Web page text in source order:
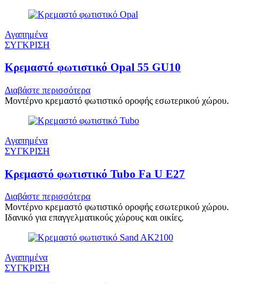
Αγαπημένα
ΣΥΓΚΡΙΣΗ
Κρεμαστό φωτιστικό Opal 55 GU10
Διαβάστε περισσότερα
Μοντέρνο κρεμαστό φωτιστικό οροφής εσωτερικού χώρου.
Αγαπημένα
ΣΥΓΚΡΙΣΗ
Κρεμαστό φωτιστικό Tubo Fa U E27
Διαβάστε περισσότερα
Μοντέρνο κρεμαστό φωτιστικό οροφής εσωτερικού χώρου.
Ιδανικό για επαγγελματικούς χώρους και οικίες.
Αγαπημένα
ΣΥΓΚΡΙΣΗ